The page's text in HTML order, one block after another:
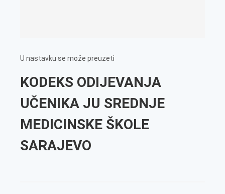
U nastavku se može preuzeti
KODEKS ODIJEVANJA
UČENIKA JU SREDNJE
MEDICINSKE ŠKOLE
SARAJEVO